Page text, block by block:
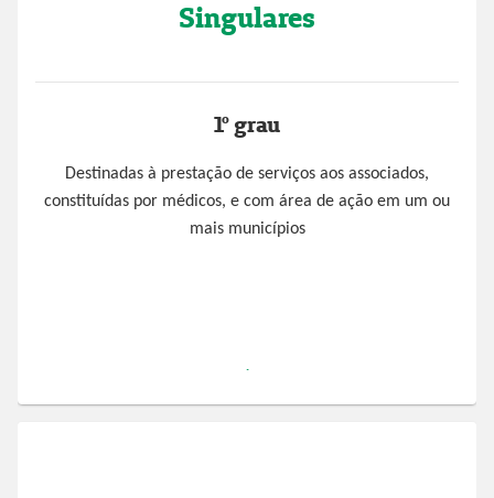
Singulares
1º grau
Destinadas à prestação de serviços aos associados,
constituídas por médicos, e com área de ação em um ou
mais municípios
.